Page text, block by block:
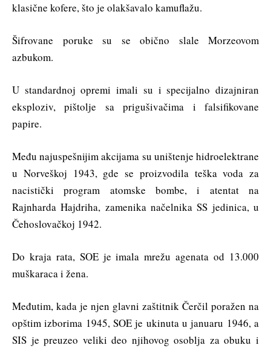
klasične kofere, što je olakšavalo kamuflažu.
Šifrovane poruke su se obično slale Morzeovom
azbukom.
U standardnoj opremi imali su i specijalno dizajniran
eksploziv, pištolje sa prigušivačima i falsifikovane
papire.
Među najuspešnijim akcijama su uništenje hidroelektrane
u Norveškoj 1943, gde se proizvodila teška voda za
nacistički program atomske bombe, i atentat na
Rajnharda Hajdriha, zamenika načelnika SS jedinica, u
Čehoslovačkoj 1942.
Do kraja rata, SOE je imala mrežu agenata od 13.000
muškaraca i žena.
Međutim, kada je njen glavni zaštitnik Čerčil poražen na
opštim izborima 1945, SOE je ukinuta u januaru 1946, a
SIS je preuzeo veliki deo njihovog osoblja za obuku i